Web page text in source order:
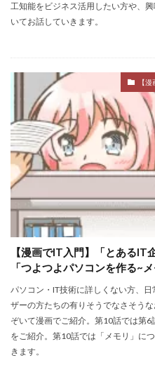
工知能をビジネス活用したい方や、
いてお話していきます。
【
【漫画でIT入門】「とあるIT
「つよつよパソコンを作る~
パソコン・IT技術に詳しくない方、
ザーの方たちの有りそうでなさそう
ぞいて漫画でご紹介。第10話では第
をご紹介。第10話では「メモリ」に
きます。